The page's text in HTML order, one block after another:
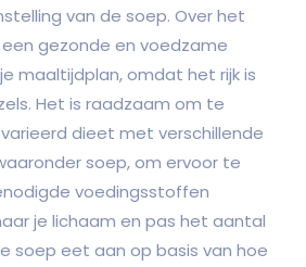
van de soep. Over het
gezonde en voedzame
maaltijdplan, omdat het rijk is
Het is raadzaam om te
dieet met verschillende
soep, om ervoor te
voedingsstoffen
je lichaam en pas het aantal
soep eet aan op basis van hoe